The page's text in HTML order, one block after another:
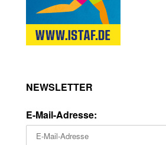
NEWSLETTER
E-Mail-Adresse: